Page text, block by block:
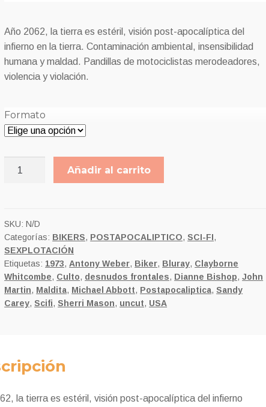
precios:
desde
Año 2062, la tierra es estéril, visión post-apocalíptica del
infierno en la tierra. Contaminación ambiental, insensibilidad
humana y maldad. Pandillas de motociclistas merodeadores,
violencia y violación.
Formato
Añadir al carrito
SKU:N/D
Categorías: BIKERS, POSTAPOCALIPTICO,SCI-FI,
SEXPLOTACIÓN
Etiquetas: 1973,Antony Weber, Biker, Bluray, Clayborne
Whitcombe, Culto, desnudos frontales, Dianne Bishop,John
Martin, Maldita, Michael Abbott, Postapocaliptica,Sandy
Carey,Scifi,Sherri Mason, uncut, USA
la tierra es estéril, visión post-apocalíptica del infierno